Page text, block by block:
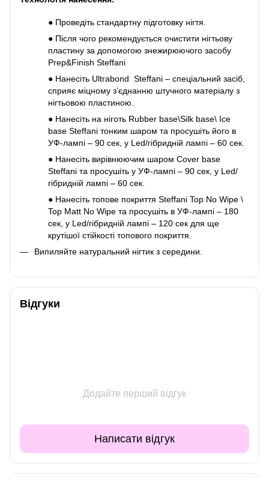
● Проведіть стандартну підготовку нігтя.
● Після чого рекомендується очистити нігтьову
пластину за допомогою знежирюючого засобу
Prep&Finish Steffani
● Нанесіть Ultrabond Steffani – спеціальний засіб,
сприяє міцному з’єднанню штучного матеріалу з
нігтьовою пластиною.
● Нанесіть на ніготь Rubber base\Silk base\ Ice
base Steffani тонким шаром та просушіть його в
УФ-лампі – 90 сек, у Led/гібридній лампі – 60 сек.
● Нанесіть вирівнюючим шаром Cover base
Steffani та просушіть у УФ-лампі – 90 сек, у Led/
гібридній лампі – 60 сек.
● Нанесіть топове покриття Steffani Top No Wipe \
Top Matt No Wipe та просушіть в УФ-лампі – 180
сек, у Led/гібридній лампі – 120 сек для ще
крутішої стійкості топового покриття.
Випиляйте натуральний нігтик з середини.
Відгуки
Додайте перший відгук
Написати відгук